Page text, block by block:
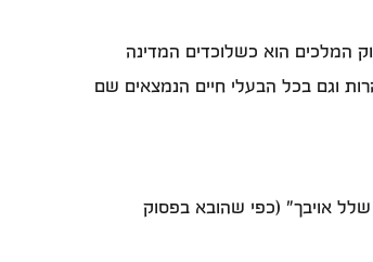
המלכים הוא כשלוכדים המדינה
וגם בכל הבעלי חיים הנמצאים שם
אויבך" (כפי שהובא בפסוק